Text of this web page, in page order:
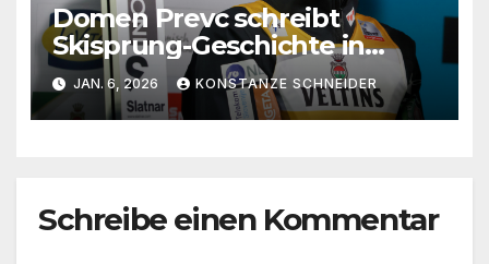
Domen Prevc schreibt
Skisprung-Geschichte in
Bischofshofen
JAN. 6, 2026 KONSTANZE SCHNEIDER
Schreibe einen Kommentar